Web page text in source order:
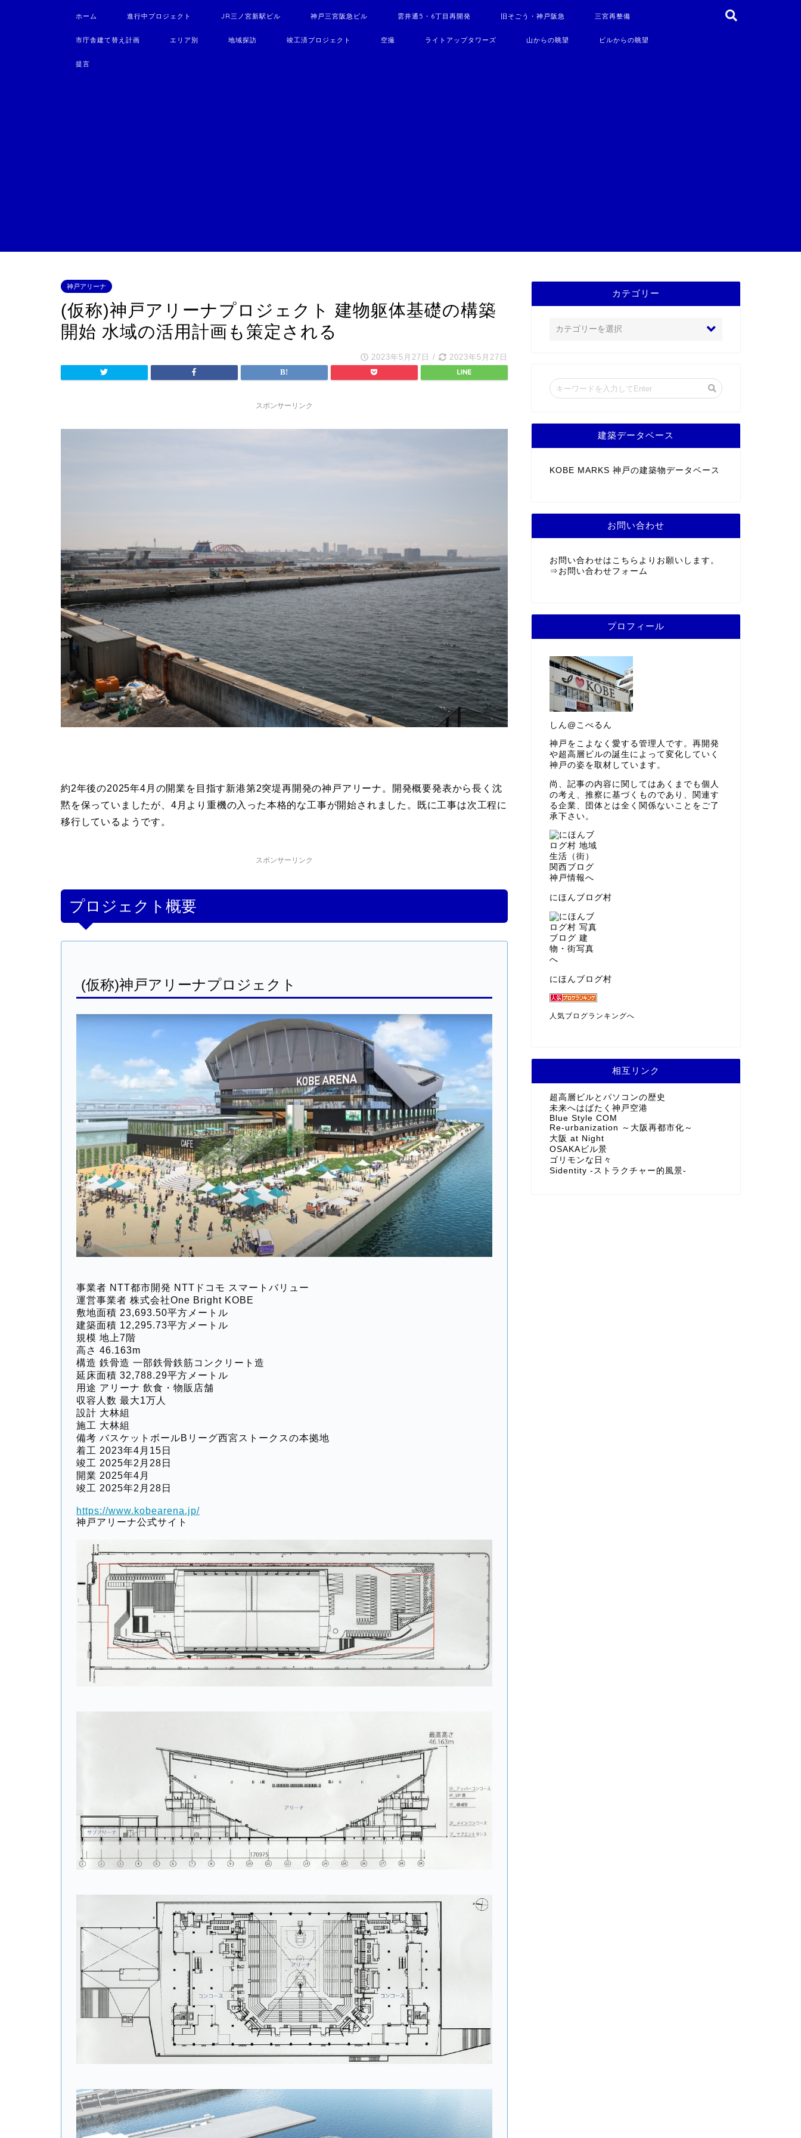
ホーム 進行中プロジェクト JR三ノ宮新駅ビル 神戸三宮阪急ビル 雲井通5・6丁目再開発 旧そごう・神戸阪急 三宮再整備
市庁舎建て替え計画 エリア別 地域探訪 竣工済プロジェクト 空撮 ライトアップタワーズ 山からの眺望 ビルからの眺望
提言
神戸アリーナ
(仮称)神戸アリーナプロジェクト 建物躯体基礎の構築
開始 水域の活用計画も策定される
2023年5月27日 / 2023年5月27日
スポンサーリンク
約2年後の2025年4月の開業を目指す新港第2突堤再開発の神戸アリーナ。開発概要発表から長く沈
黙を保っていましたが、4月より重機の入った本格的な工事が開始されました。既に工事は次工程に
移行しているようです。
スポンサーリンク
プロジェクト概要
(仮称)神戸アリーナプロジェクト
事業者 NTT都市開発 NTTドコモ スマートバリュー
運営事業者 株式会社One Bright KOBE
敷地面積 23,693.50平方メートル
建築面積 12,295.73平方メートル
規模 地上7階
高さ 46.163m
構造 鉄骨造 一部鉄骨鉄筋コンクリート造
延床面積 32,788.29平方メートル
用途 アリーナ 飲食・物販店舗
収容人数 最大1万人
設計 大林組
施工 大林組
備考 バスケットボールBリーグ西宮ストークスの本拠地
着工 2023年4月15日
竣工 2025年2月28日
開業 2025年4月
竣工 2025年2月28日
https://www.kobearena.jp/
神戸アリーナ公式サイト
カテゴリー
建築データベース
KOBE MARKS 神戸の建築物データベース
お問い合わせ
お問い合わせはこちらよりお願いします。
⇒ お問い合わせフォーム
プロフィール
しん@こべるん
神戸をこよなく愛する管理人です。再開発
や超高層ビルの誕生によって変化していく
神戸の姿を取材しています。
尚、記事の内容に関してはあくまでも個人
の考え、推察に基づくものであり、関連す
る企業、団体とは全く関係ないことをご了
承下さい。
にほんブログ村
にほんブログ村
人気ブログランキングへ
相互リンク
超高層ビルとパソコンの歴史
未来へはばたく神戸空港
Blue Style COM
Re-urbanization ～大阪再都市化～
大阪 at Night
OSAKAビル景
ゴリモンな日々
Sidentity -ストラクチャー的風景-